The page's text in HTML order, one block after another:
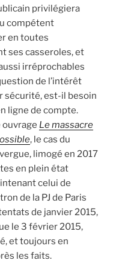
privilégiera
compétent
en toutes
ses casseroles, et
irréprochables
de l’intérêt
sécurité, est-il besoin
ligne de compte.
ouvrage Le massacre
, le cas du
limogé en 2017
en plein état
celui de
de la PJ de Paris
de janvier 2015,
le 3 février 2015,
et toujours en
les faits.